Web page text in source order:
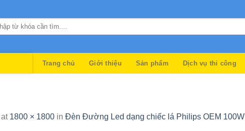
Trang chủ Giới thiệu Sản phẩm Dịch vụ thi công
at 1800 × 1800 in Đèn Đường Led dạng chiếc lá Philips OEM 100W